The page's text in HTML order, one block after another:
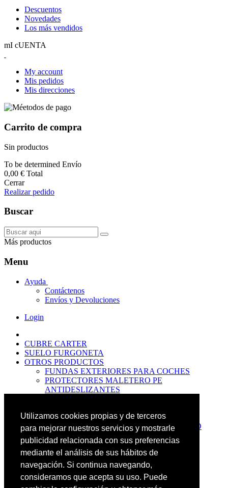
Utilizamos cookies propias y de terceros
para mejorar nuestros servicios y mostrarle
publicidad relacionada con sus preferencias
mediante el análisis de sus hábitos de
navegación. Si continua navegando,
consideramos que acepta su uso. Puede
Descuentos
Novedades
Los más vendidos
mI cUENTA
My account
Mis pedidos
Mis direcciones
Carrito de compra
Sin productos
To be determined Envío
0,00 € Total
Cerrar
Realizar pedido
Buscar
Más productos
Menu
Ayuda
Contáctenos
Envíos y Devoluciones
Login
CUBRE CARTER
SUELO FURGONETA
OTROS PRODUCTOS
FUNDAS EXTERIORES PARA COCHES
PROTECTORES MALETERO PE
ANTIDESLIZANTES
PROTECTORES MALETERO PE
PROTECTORES DE MALETERO CAUCHO
BASIC
ALFOMBRILLAS GOMA PREMIUM
ALFOMBRILLAS GOMA BASIC
PASOS RUEDA
OFERTAS
NOVEDADES